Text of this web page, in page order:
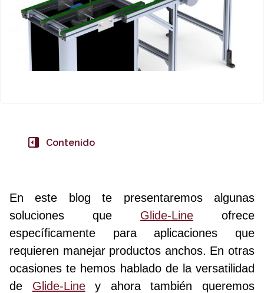
Contenido
En este blog te presentaremos algunas
soluciones que Glide-Line ofrece
específicamente para aplicaciones que
requieren manejar productos anchos. En otras
ocasiones te hemos hablado de la versatilidad
de Glide-Liney ahora también queremos